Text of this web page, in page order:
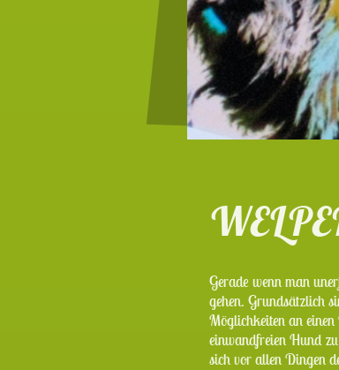
Gerade wenn man
gehen. Grundsätzlich
Möglichkeiten an
einwandfreien Hund
sich vor allen Dingen